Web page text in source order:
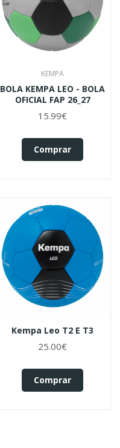
KEMPA
BOLA KEMPA LEO - BOLA
OFICIAL FAP 26_27
15.99€
Comprar
Kempa Leo T2 E T3
25.00€
Comprar